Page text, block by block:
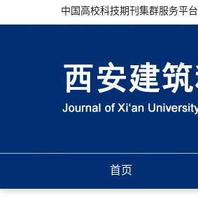
中国高校科技期刊集群服务平台
首页